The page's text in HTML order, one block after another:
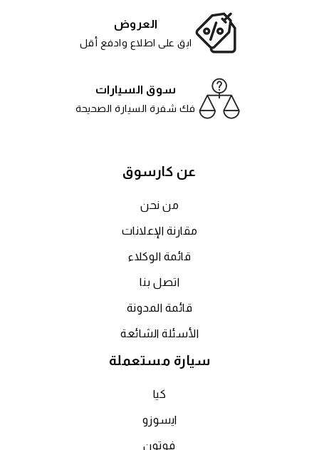
العروض
ابق على اطلاع وادفع أقل
سوق السيارات
فك شفرة السيارة الصحيحة
عن كارسوق
من نحن
مقارنة الإعلانات
قائمة الوكلاء
اتصل بنا
قائمة المدونة
الأسئلة الشائعة
سيارة مستعملة
كيا
ايسوزو
فوتون